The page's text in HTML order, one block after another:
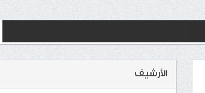
الأرشيف